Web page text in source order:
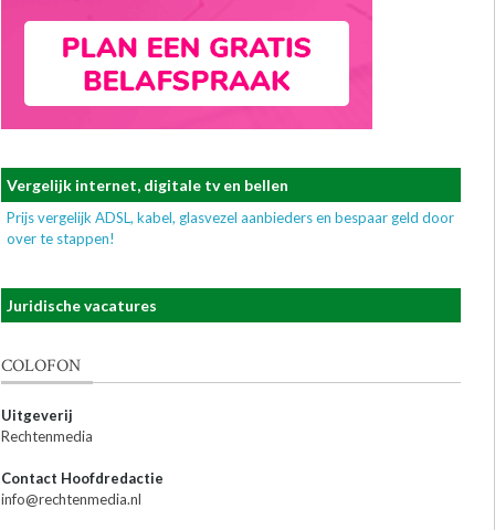
Vergelijk internet, digitale tv en bellen
Prijs vergelijk ADSL, kabel, glasvezel aanbieders en bespaar geld door
over te stappen!
Juridische vacatures
COLOFON
Uitgeverij
Rechtenmedia
Contact Hoofdredactie
info@rechtenmedia.nl